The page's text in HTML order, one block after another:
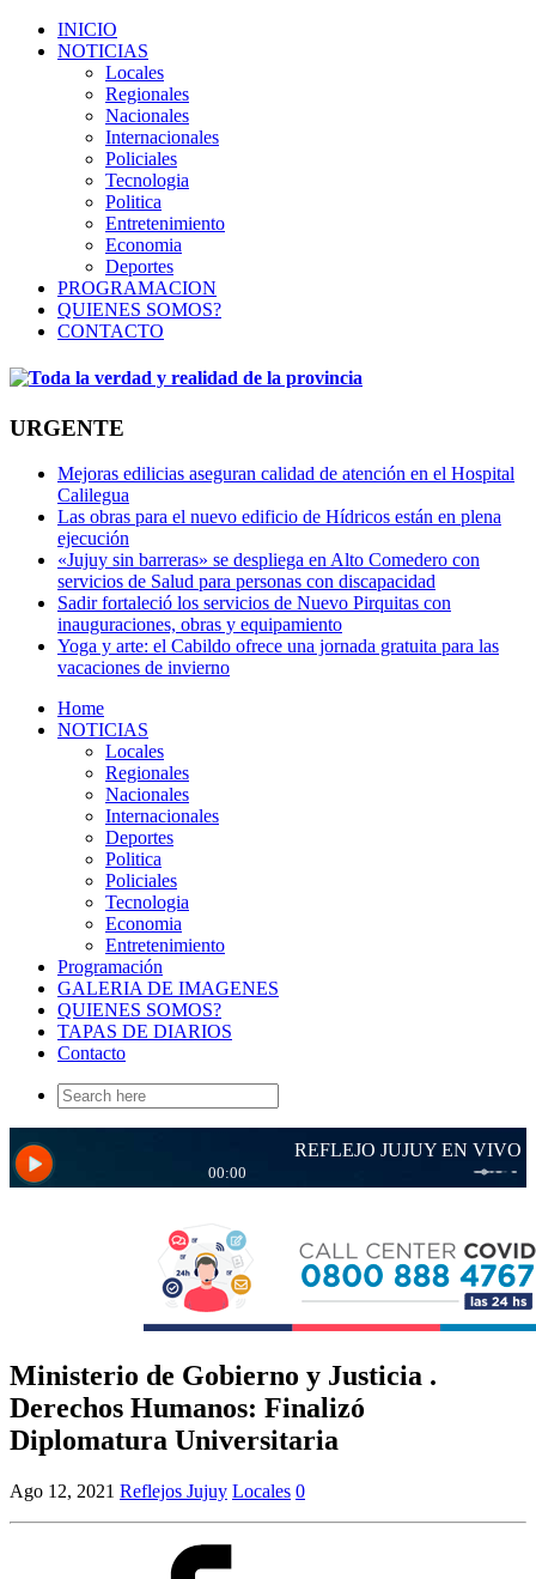
INICIO
NOTICIAS
Locales
Regionales
Nacionales
Internacionales
Policiales
Tecnologia
Politica
Entretenimiento
Economia
Deportes
PROGRAMACION
QUIENES SOMOS?
CONTACTO
URGENTE
Mejoras edilicias aseguran calidad de atención en el Hospital
Calilegua
Las obras para el nuevo edificio de Hídricos están en plena
ejecución
«Jujuy sin barreras» se despliega en Alto Comedero con
servicios de Salud para personas con discapacidad
Sadir fortaleció los servicios de Nuevo Pirquitas con
inauguraciones, obras y equipamiento
Yoga y arte: el Cabildo ofrece una jornada gratuita para las
vacaciones de invierno
Home
NOTICIAS
Locales
Regionales
Nacionales
Internacionales
Deportes
Politica
Policiales
Tecnologia
Economia
Entretenimiento
Programación
GALERIA DE IMAGENES
QUIENES SOMOS?
TAPAS DE DIARIOS
Contacto
Search
for:
Ministerio de Gobierno y Justicia .
Derechos Humanos: Finalizó
Diplomatura Universitaria
Ago 12, 2021 Reflejos Jujuy Locales 0